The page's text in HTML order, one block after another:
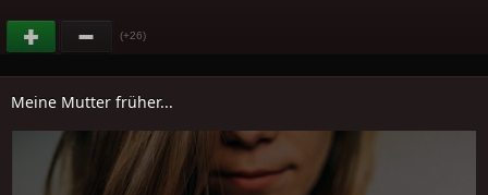
(+26)
Meine Mutter früher...